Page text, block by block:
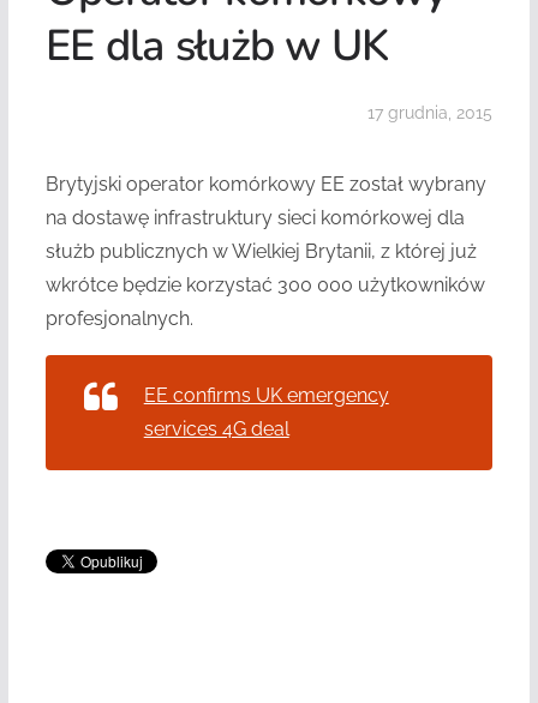
EE dla służb w UK
17 grudnia, 2015
Brytyjski operator komórkowy EE został wybrany
na dostawę infrastruktury sieci komórkowej dla
służb publicznych w Wielkiej Brytanii, z której już
wkrótce będzie korzystać 300 000 użytkowników
profesjonalnych.
EE confirms UK emergency
services 4G deal